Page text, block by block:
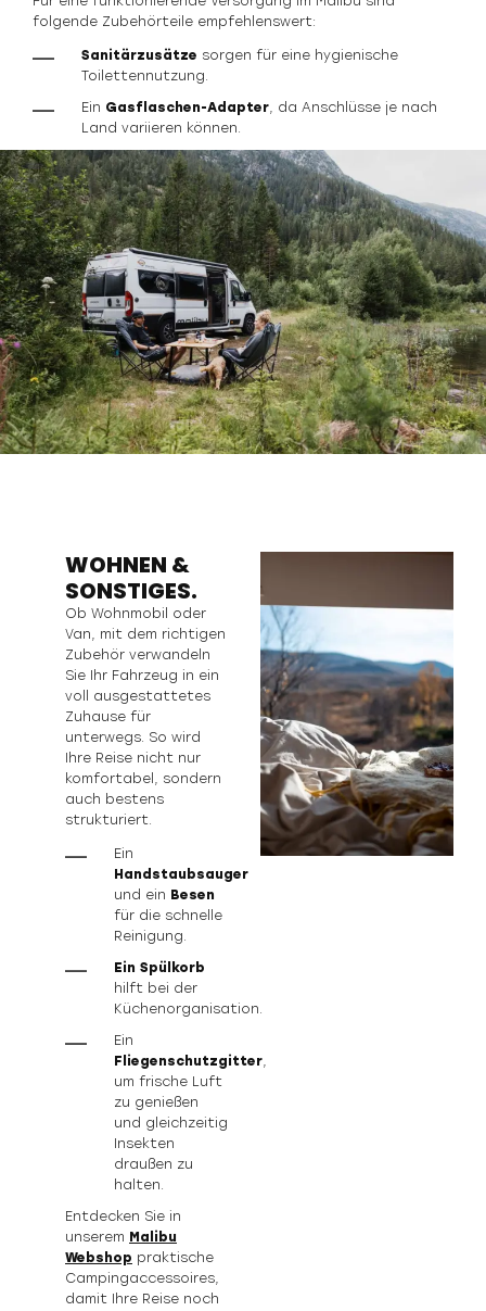
folgende Zubehörteile empfehlenswert:
Sanitärzusätze sorgen für eine hygienische
Toilettennutzung.
Ein Gasflaschen-Adapter, da Anschlüsse je nach
Land variieren können.
WOHNEN &
SONSTIGES.
Ob Wohnmobil oder
Van, mit dem richtigen
Zubehör verwandeln
Sie Ihr Fahrzeug in ein
voll ausgestattetes
Zuhause für
unterwegs. So wird
Ihre Reise nicht nur
komfortabel, sondern
auch bestens
strukturiert.
Ein
Handstaubsauger
und ein Besen
für die schnelle
Reinigung.
Ein Spülkorb
hilft bei der
Küchenorganisation.
Ein
Fliegenschutzgitter,
um frische Luft
zu genießen
und gleichzeitig
Insekten
draußen zu
halten.
Entdecken Sie in
unserem Malibu
Webshop praktische
Campingaccessoires,
damit Ihre Reise noch